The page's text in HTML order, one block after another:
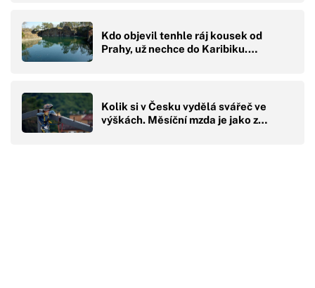
Kdo objevil tenhle ráj kousek od
Prahy, už nechce do Karibiku.…
Kolik si v Česku vydělá svářeč ve
výškách. Měsíční mzda je jako z…